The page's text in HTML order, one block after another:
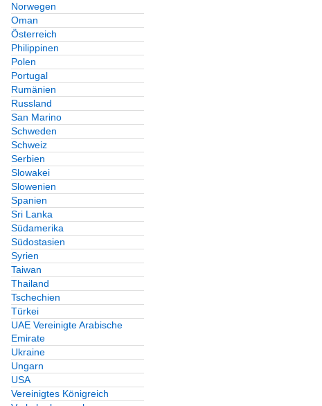
Norwegen
Oman
Österreich
Philippinen
Polen
Portugal
Rumänien
Russland
San Marino
Schweden
Schweiz
Serbien
Slowakei
Slowenien
Spanien
Sri Lanka
Südamerika
Südostasien
Syrien
Taiwan
Thailand
Tschechien
Türkei
UAE Vereinigte Arabische
Emirate
Ukraine
Ungarn
USA
Vereinigtes Königreich